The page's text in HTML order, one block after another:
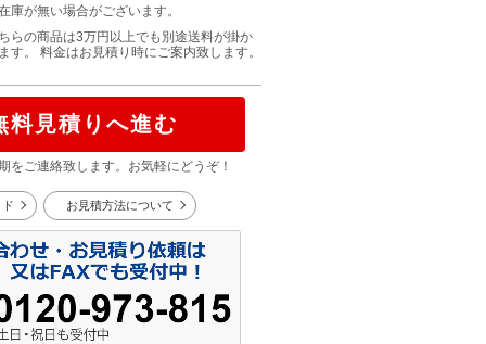
庫が無い場合がございます。
らの商品は3万円以上でも別途送料が掛か
す。 料金はお見積り時にご案内致します。
料見積りへ進む
をご連絡致します。お気軽にどうぞ！
お見積方法について